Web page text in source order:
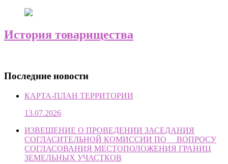
История товарищества
Последние новости
КАРТА-ПЛАН ТЕРРИТОРИИ
13.07.2026
ИЗВЕЩЕНИЕ О ПРОВЕДЕНИИ ЗАСЕДАНИЯ
СОГЛАСИТЕЛЬНОЙ КОМИССИИ ПО ВОПРОСУ
СОГЛАСОВАНИЯ МЕСТОПОЛОЖЕНИЯ ГРАНИЦ
ЗЕМЕЛЬНЫХ УЧАСТКОВ